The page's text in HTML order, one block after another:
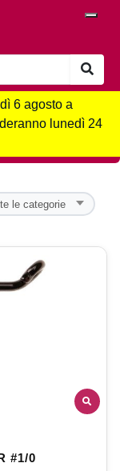
6 agosto a
lunedì 24
#1/0